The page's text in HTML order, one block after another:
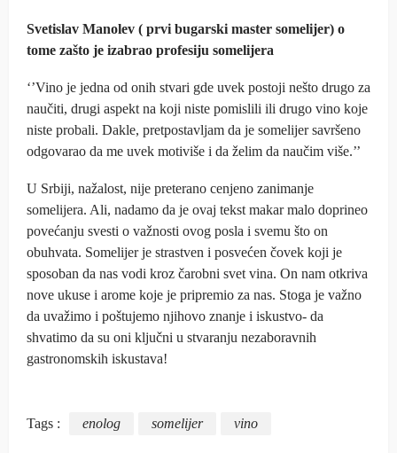
Svetislav Manolev ( prvi bugarski master somelijer) o
tome zašto je izabrao profesiju somelijera
‘’Vino je jedna od onih stvari gde uvek postoji nešto drugo za
naučiti, drugi aspekt na koji niste pomislili ili drugo vino koje
niste probali. Dakle, pretpostavljam da je somelijer savršeno
odgovarao da me uvek motiviše i da želim da naučim više.’’
U Srbiji, nažalost, nije preterano cenjeno zanimanje
somelijera. Ali, nadamo da je ovaj tekst makar malo doprineo
povećanju svesti o važnosti ovog posla i svemu što on
obuhvata. Somelijer je strastven i posvećen čovek koji je
sposoban da nas vodi kroz čarobni svet vina. On nam otkriva
nove ukuse i arome koje je pripremio za nas. Stoga je važno
da uvažimo i poštujemo njihovo znanje i iskustvo- da
shvatimo da su oni ključni u stvaranju nezaboravnih
gastronomskih iskustava!
Tags : enolog somelijer vino